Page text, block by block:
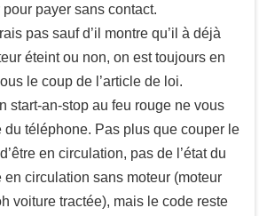
payer sans contact.
pas sauf d’il montre qu’il à déjà
éteint ou non, on est toujours en
le coup de l’article de loi.
start-an-stop au feu rouge ne vous
du téléphone. Pas plus que couper le
en circulation, pas de l’état du
en circulation sans moteur (moteur
voiture tractée), mais le code reste